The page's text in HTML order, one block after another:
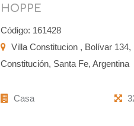
HOPPE
Código: 161428
Villa Constitucion , Bolívar 134,
Constitución, Santa Fe, Argentina
Casa